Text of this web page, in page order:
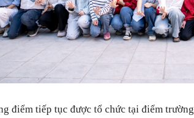
điểm tiếp tục được tổ chức tại điểm trường